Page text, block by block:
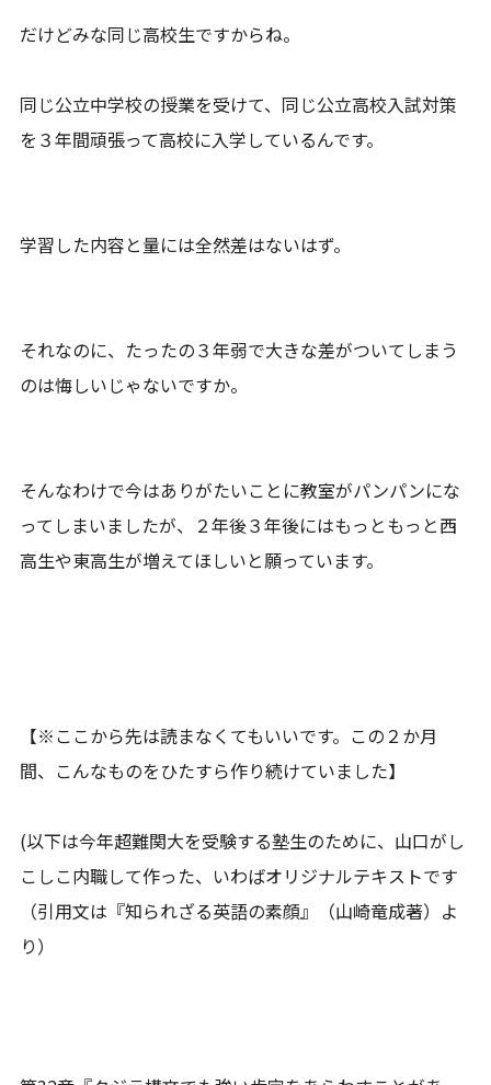
だけどみな同じ高校生ですからね。
同じ公立中学校の授業を受けて、同じ公立高校入試対策
を３年間頑張って高校に入学しているんです。
学習した内容と量には全然差はないはず。
それなのに、たったの３年弱で大きな差がついてしまう
のは悔しいじゃないですか。
そんなわけで今はありがたいことに教室がパンパンにな
ってしまいましたが、２年後３年後にはもっともっと西
高生や東高生が増えてほしいと願っています。
【※ここから先は読まなくてもいいです。この２か月
間、こんなものをひたすら作り続けていました】
(以下は今年超難関大を受験する塾生のために、山口がし
こしこ内職して作った、いわばオリジナルテキストです
（引用文は『知られざる英語の素顔』（山崎竜成著）よ
り）